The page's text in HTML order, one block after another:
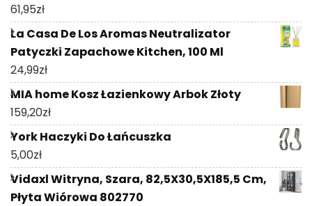
61,95zł
La Casa De Los Aromas Neutralizator
Patyczki Zapachowe Kitchen, 100 Ml
24,99zł
MIA home Kosz Łazienkowy Arbok Złoty
159,20zł
York Haczyki Do Łańcuszka
5,00zł
Vidaxl Witryna, Szara, 82,5X30,5X185,5 Cm,
Płyta Wiórowa 802770